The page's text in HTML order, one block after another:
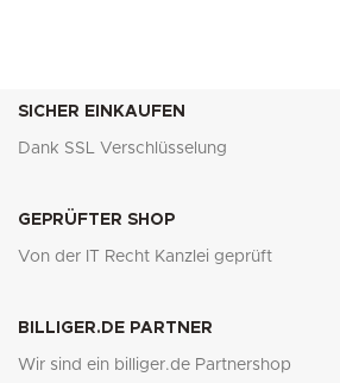
SICHER EINKAUFEN
Dank SSL Verschlüsselung
GEPRÜFTER SHOP
Von der IT Recht Kanzlei geprüft
BILLIGER.DE PARTNER
Wir sind ein billiger.de Partnershop